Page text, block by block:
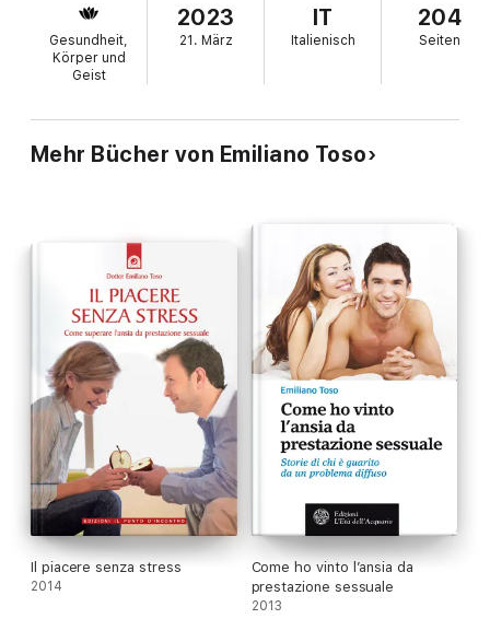
potevano integrarsi come diverse prospettive di una stessa
realtà: la nostra salute." Emiliano Toso, biologo cellulare e
musicista compositore, ideatore del progetto "Translational
Music", ci accompagna alla scoperta della relazione
sorprendente che esiste tra il mondo silenzioso delle nostre
recenti scoperte scientifiche, che spaziano dall'epigenetica alla
sonno, la gravidanza, la terapia neonatale ma anche, a livello più
profondo, sulle nostre cellule. Secondo Toso, siamo di fronte
alla fase embrionale di una nuova medicina rigenerativa, e
comprendere e utilizzare il codice della musica apre nuovi
orizzonti da esplorare: "Ora sappiamo che esistono livelli più
sottili che possiamo percepire con l'intuizione e che questa
risonanza può far vibrare le nostre cellule".
Con una selezione di composizioni da ascoltare e alcune
esperienze da provare per sperimentare il potere benefico del
suono sulla mente e sul corpo,
In armoniacambia il nostro
modo di percepire e ascoltare la musica, mostrandoci una
nuova via al benessere.
Gesundheit,
Körper und
Geist
2023
21. März
IT
Italienisch
204
Seiten
Mehr Bücher von Emiliano Toso
Il piacere senza stress
2014
Come ho vinto l’ansia da
prestazione sessuale
2013